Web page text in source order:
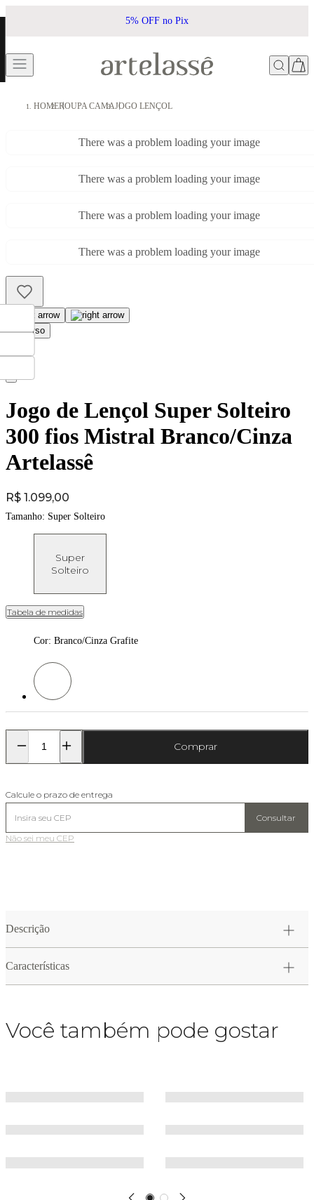
5% OFF no Pix
HOMEROUPA CAMAJOGO LENÇOL
There was a problem loading your image
There was a problem loading your image
There was a problem loading your image
There was a problem loading your image
Jogo de Lençol Super Solteiro
300 fios Mistral Branco/Cinza
Artelassê
Price:
R$ 1.099,00
Tamanho: Super Solteiro
Super
Solteiro
Tabela de medidas
Cor: Branco/Cinza Grafite
Cor: Branco/Cinza Grafite
Comprar
Calcule o prazo de entrega
Consultar
Não sei meu CEP
Descrição
Características
Você também pode gostar